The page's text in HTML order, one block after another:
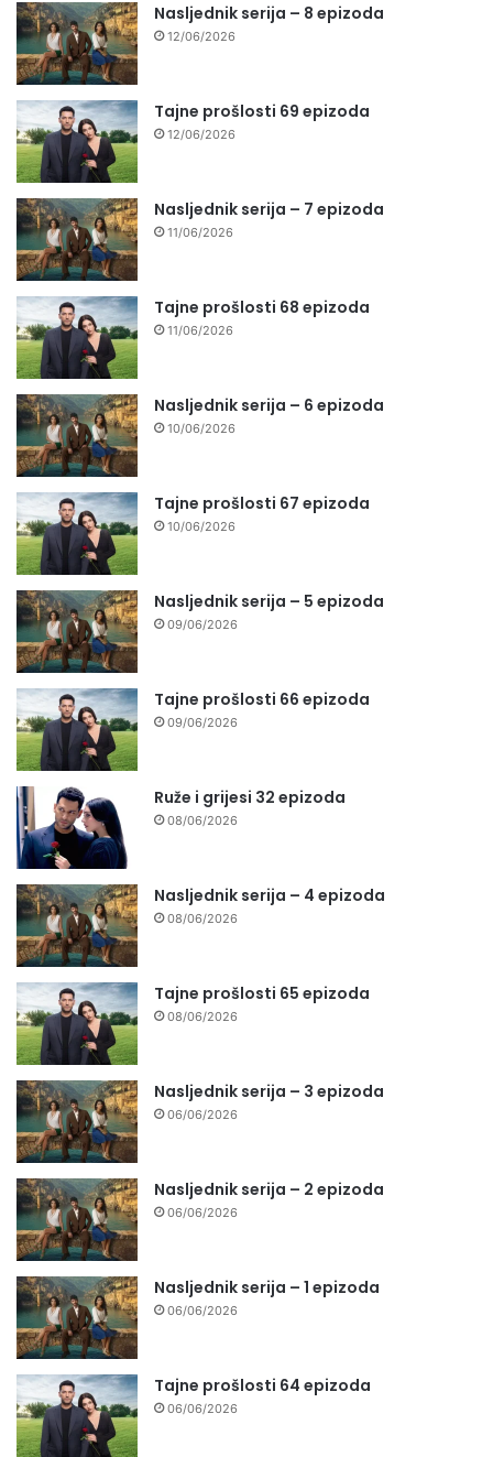
Nasljednik serija – 8 epizoda
12/06/2026
Tajne prošlosti 69 epizoda
12/06/2026
Nasljednik serija – 7 epizoda
11/06/2026
Tajne prošlosti 68 epizoda
11/06/2026
Nasljednik serija – 6 epizoda
10/06/2026
Tajne prošlosti 67 epizoda
10/06/2026
Nasljednik serija – 5 epizoda
09/06/2026
Tajne prošlosti 66 epizoda
09/06/2026
Ruže i grijesi 32 epizoda
08/06/2026
Nasljednik serija – 4 epizoda
08/06/2026
Tajne prošlosti 65 epizoda
08/06/2026
Nasljednik serija – 3 epizoda
06/06/2026
Nasljednik serija – 2 epizoda
06/06/2026
Nasljednik serija – 1 epizoda
06/06/2026
Tajne prošlosti 64 epizoda
06/06/2026